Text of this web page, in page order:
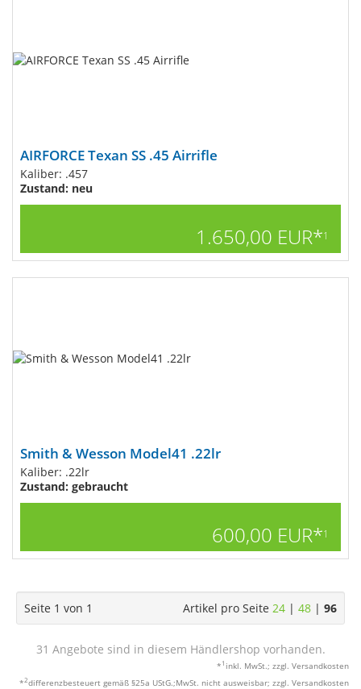
AIRFORCE Texan SS .45 Airrifle
Kaliber: .457
Zustand: neu
1.650,00 EUR*1
Smith & Wesson Model41 .22lr
Kaliber: .22lr
Zustand: gebraucht
600,00 EUR*1
Artikel pro Seite 24 | 48 | 96
Seite 1 von 1
31 Angebote sind in diesem Händlershop vorhanden.
* 1 inkl. MwSt.; zzgl. Versandkosten
*2differenzbesteuert gemäß §25a UStG.;MwSt. nicht ausweisbar; zzgl. Versandkosten